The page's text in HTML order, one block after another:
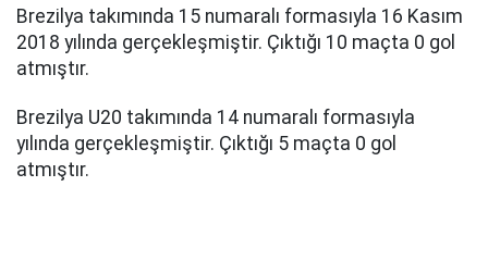
Brezilya takımında 15 numaralı formasıyla 16 Kasım
2018 yılında gerçekleşmiştir. Çıktığı 10 maçta 0 gol
atmıştır.
Brezilya U20 takımında 14 numaralı formasıyla
yılında gerçekleşmiştir. Çıktığı 5 maçta 0 gol
atmıştır.